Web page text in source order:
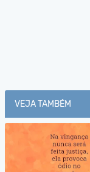
VEJA TAMBÉM